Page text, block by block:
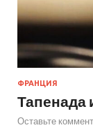
ФРАНЦИЯ
Тапенада
Оставьте